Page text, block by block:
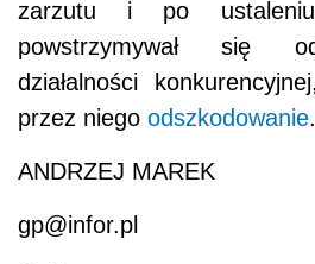
zarzutu i po
powstrzymywał się
działalności
przez niego odszkodowanie.
ANDRZEJ MAREK
gp@infor.pl